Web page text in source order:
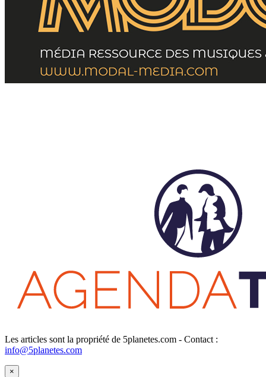
Les articles sont la propriété de 5planetes.com - Contact :
info@5planetes.com
×